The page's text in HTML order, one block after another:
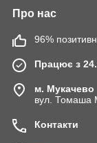
Про нас
96%
Працює з
м. Мукачево
вул. Томаша
Контакти